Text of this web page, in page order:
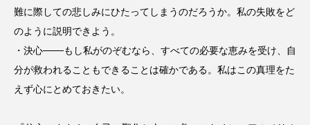
難に際しての悲しみにひたってしまうのだろうか。私の失敗をど
のように説明できよう。
・決心───もし私がのぞむなら、すべての必要な恵みを受け、自
分が救われることもできることは確かである。私はこの真理をた
えず心にとめておきたい。